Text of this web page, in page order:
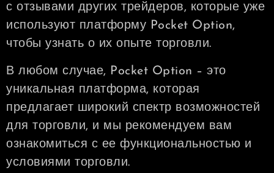
с отзывами других трейдеров, которые уже
используют платформу Pocket Option,
чтобы узнать о их опыте торговли.
В любом случае, Pocket Option – это
уникальная платформа, которая
предлагает широкий спектр возможностей
для торговли, и мы рекомендуем вам
ознакомиться с ее функциональностью и
условиями торговли.